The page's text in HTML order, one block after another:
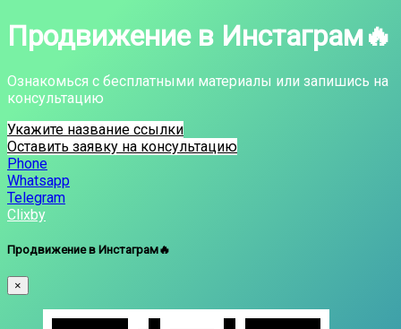
Продвижение в Инстаграм🔥
Ознакомься с бесплатными материалы или запишись на
консультацию
Укажите название ссылки
Оставить заявку на консультацию
Phone
Whatsapp
Telegram
Clixby
Продвижение в Инстаграм🔥
×